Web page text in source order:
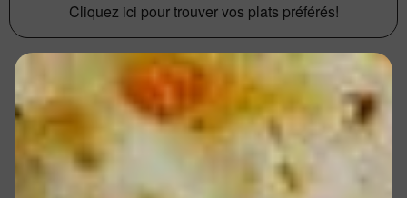
Cliquez ici pour trouver vos plats préférés!